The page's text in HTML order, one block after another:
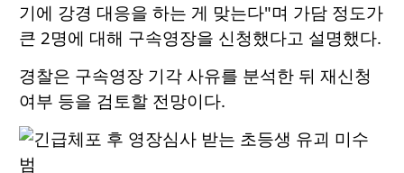
기에 강경 대응을 하는 게 맞는다"며 가담 정도가
큰 2명에 대해 구속영장을 신청했다고 설명했다.
경찰은 구속영장 기각 사유를 분석한 뒤 재신청
여부 등을 검토할 전망이다.